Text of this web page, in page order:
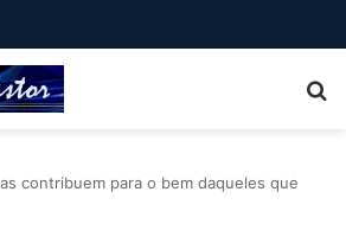
hoje te gerei (Salmo 2)
contribuem para o bem daqueles que